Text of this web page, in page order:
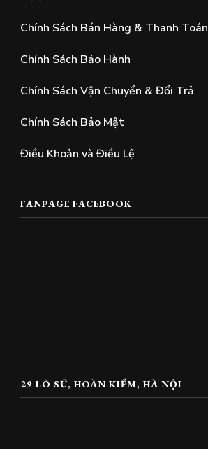
Chính Sách Bán Hàng & Thanh Toán
Chính Sách Bảo Hành
Chính Sách Vận Chuyển & Đổi Trả
Chính Sách Bảo Mật
Điều Khoản và Điều Lệ
FANPAGE FACEBOOK
29 LÒ SŨ, HOÀN KIẾM, HÀ NỘI